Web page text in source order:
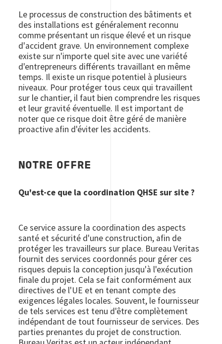
Le processus de construction des bâtiments et
des installations est généralement reconnu
comme présentant un risque élevé et un risque
d'accident grave. Un environnement complexe
existe sur n'importe quel site avec une variété
d'entrepreneurs différents travaillant en même
temps. Il existe un risque potentiel à plusieurs
niveaux. Pour protéger tous ceux qui travaillent
sur le chantier, il faut bien comprendre les risques
et leur gravité éventuelle. Il est important de
noter que ce risque doit être géré de manière
proactive afin d'éviter les accidents.
NOTRE OFFRE
Qu'est-ce que la coordination QHSE sur site ?
Ce service assure la coordination des aspects
santé et sécurité d'une construction, afin de
protéger les travailleurs sur place. Bureau Veritas
fournit des services coordonnés pour gérer ces
risques depuis la conception jusqu'à l'exécution
finale du projet. Cela se fait conformément aux
directives de l'UE et en tenant compte des
exigences légales locales. Souvent, le fournisseur
de tels services est tenu d'être complètement
indépendant de tout fournisseur de services. Des
parties prenantes du projet de construction.